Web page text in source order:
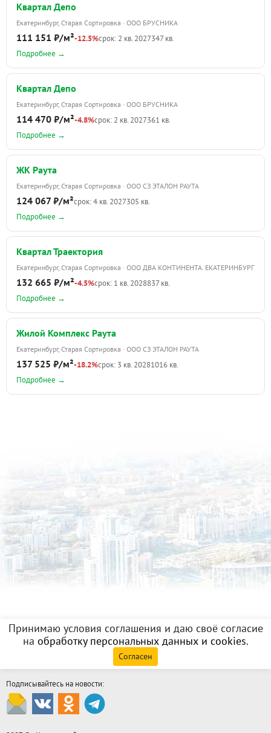
Квартал Депо
Екатеринбург, Старая Сортировка · ООО БРУСНИКА
111 151 ₽/м²-12.5%срок: 2 кв. 2027347 кв.
Подробнее →
Квартал Депо
Екатеринбург, Старая Сортировка · ООО БРУСНИКА
114 470 ₽/м²-4.8%срок: 2 кв. 2027361 кв.
Подробнее →
ЖК Раута
Екатеринбург, Старая Сортировка · ООО СЗ ЭТАЛОН РАУТА
124 067 ₽/м²срок: 4 кв. 2027305 кв.
Подробнее →
Квартал Траектория
Екатеринбург, Старая Сортировка · ООО ДВА КОНТИНЕНТА. ЕКАТЕРИНБУРГ
132 665 ₽/м²-4.5%срок: 1 кв. 2028837 кв.
Подробнее →
Жилой Комплекс Раута
Екатеринбург, Старая Сортировка · ООО СЗ ЭТАЛОН РАУТА
137 525 ₽/м²-18.2%срок: 3 кв. 20281016 кв.
Подробнее →
Принимаю условия соглашения и даю своё согласие
на обработку персональных данных и cookies.
Согласен
Подписывайтесь на новости: